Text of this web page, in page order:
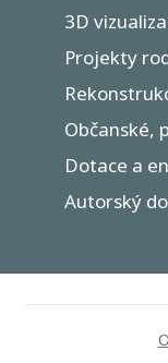
3D
Projekty
Občanské,
Dotace a
Autorský